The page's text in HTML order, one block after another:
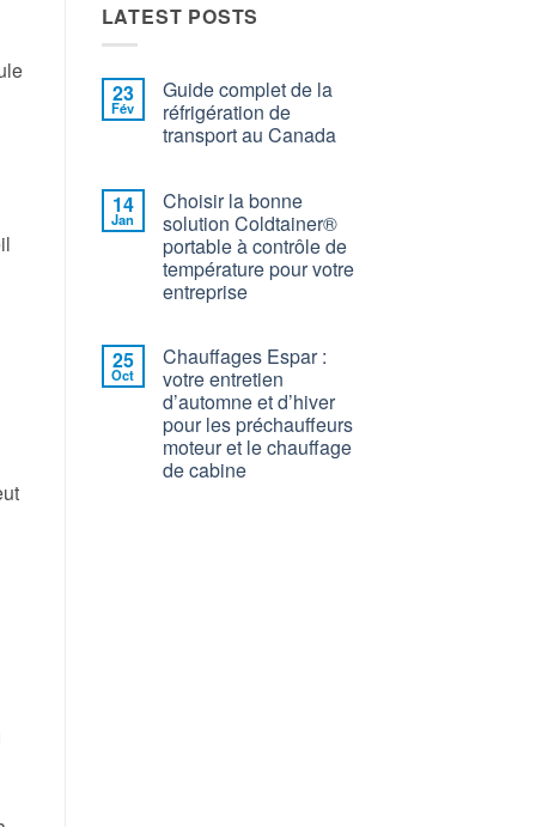
LATEST POSTS
23
Fév
Guide complet de la
réfrigération de
transport au Canada
14
Jan
Choisir la bonne
solution Coldtainer®
portable à contrôle de
température pour votre
entreprise
25
Oct
Chauffages Espar :
votre entretien
d’automne et d’hiver
pour les préchauffeurs
moteur et le chauffage
de cabine